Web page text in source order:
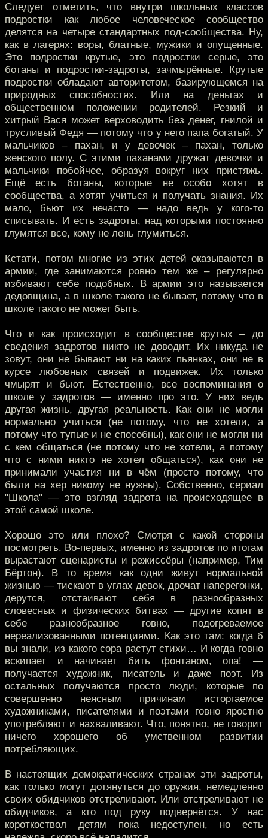
Следует отметить, что внутри школьных классов
подростки как любое человеческое сообщество
делятся на четыре стандартных под-сообщества. Ну,
как в лагерях: воры, блатные, мужики и опущенные.
Это подростки крутые, это подростки серые, это
ботаны и подростки-задроты, зачмырённые. Крутые
подростки обладают авторитетом, базирующемся на
природных способностях. Или на деньгах и
общественном положении родителей. Резкий и
хитрый Вася может верховодить без денег, гнилой и
трусливый Федя — потому что у него папа богатый. У
мальчиков – пахан, и у девочек – пахан, только
женского полу. С этими паханами дружат девочки и
мальчики побойчее, образуя вокруг них пристяжь.
Ещё есть ботаны, которые не особо хотят в
сообщества, а хотят учиться и получать знания. Их
мало, бьют их нечасто — надо ведь у кого-то
списывать. И есть задроты, над которыми постоянно
глумятся все, кому не лень глумиться.
Кстати, потом многие из этих детей оказываются в
армии, где занимаются ровно тем же – регулярно
избивают себе подобных. В армии это называется
дедовщина, а в школе такого не бывает, потому что в
школе такого не может быть.
Что и как происходит в сообществе крутых – до
сведения задротов никто не доводит. Их никуда не
зовут, они не бывают ни на каких пьянках, они не в
курсе любовных связей и подвижек. Их только
чмырят и бьют. Естественно, все воспоминания о
школе у задротов — именно про это. У них ведь
другая жизнь, другая реальность. Как они не могли
нормально учиться (не потому, что не хотели, а
потому что тупые и не способны), как они не могли ни
с кем общаться (не потому что не хотели, а потому
что с ними никто не хотел общаться), как они не
принимали участия ни в чём (просто потому, что
были на хер никому не нужны). Собственно, сериал
"Школа" — это взгляд задрота на происходящее в
этой самой школе.
Хорошо это или плохо? Смотря с какой стороны
посмотреть. Во-первых, именно из задротов по итогам
вырастают сценаристы и режиссёры (например, Тим
Бёртон). В то время как одни живут нормальной
жизнью — тискают в углах девок, дрочат наперегонки,
дерутся, отстаивают себя в разнообразных
словесных и физических битвах — другие копят в
себе разнообразное говно, подогреваемое
нереализованными потенциями. Как это там: когда б
вы знали, из какого сора растут стихи… И когда говно
вскипает и начинает бить фонтаном, опа! —
получается художник, писатель и даже поэт. Из
остальных получаются просто люди, которые по
совершенно неясным причинам исторгаемое
художниками, писателями и поэтами говно яростно
употребляют и нахваливают. Что, понятно, не говорит
ничего хорошего об умственном развитии
потребляющих.
В настоящих демократических странах эти задроты,
как только могут дотянуться до оружия, немедленно
своих обидчиков отстреливают. Или отстреливают не
обидчиков, а кто под руку подвернётся. У нас
короткоствол детям пока недоступен, но есть